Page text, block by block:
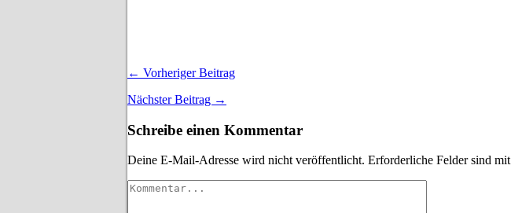
← Vorheriger Beitrag
Nächster Beitrag →
Schreibe einen Kommentar
Deine E-Mail-Adresse wird nicht veröffentlicht. Erforderliche Felder sind mit